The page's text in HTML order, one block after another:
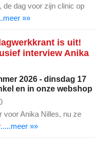
de dag voor zijn clinic op
»»
is uit!
interview Anika
2026 - dinsdag 17
en in onze webshop
voor Anika Nilles, nu ze
.....meer »»